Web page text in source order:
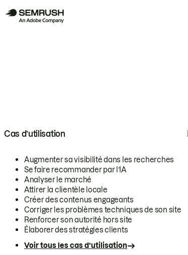
Cas d’utilisation
Augmenter sa visibilité dans les recherches
Se faire recommander par l’IA
Analyser le marché
Attirer la clientèle locale
Créer des contenus engageants
Corriger les problèmes techniques de son site
Renforcer son autorité hors site
Élaborer des stratégies clients
Voir tous les cas d’utilisation